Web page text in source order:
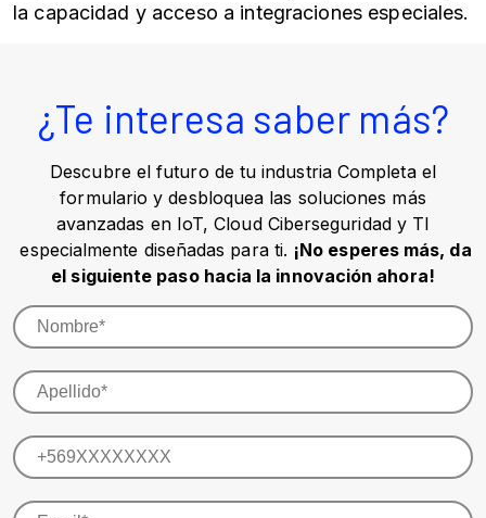
la capacidad y acceso a integraciones especiales.
¿Te interesa saber más?
Descubre el futuro de tu industria Completa el
formulario y desbloquea las soluciones más
avanzadas en IoT, Cloud Ciberseguridad y TI
especialmente diseñadas para ti. ¡No esperes más, da
el siguiente paso hacia la innovación ahora!